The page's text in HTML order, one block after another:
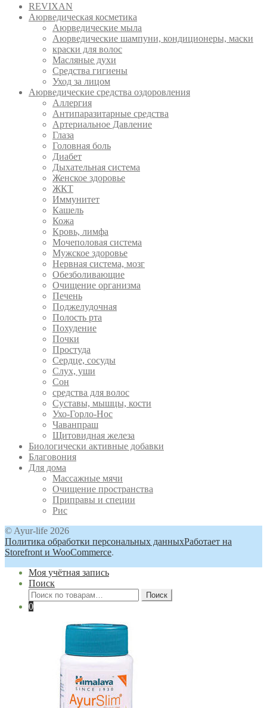
REVIXAN
Аюрведическая косметика
Аюрведические мыла
Аюрведические шампуни, кондиционеры, маски
краски для волос
Масляные духи
Средства гигиены
Уход за лицом
Аюрведические средства оздоровления
Аллергия
Антипаразитарные средства
Артериальное Давление
Глаза
Головная боль
Диабет
Дыхательная система
Женское здоровье
ЖКТ
Иммунитет
Кашель
Кожа
Кровь, лимфа
Мочеполовая система
Мужское здоровье
Нервная система, мозг
Обезболивающие
Очищение организма
Печень
Поджелудочная
Полость рта
Похудение
Почки
Простуда
Сердце, сосуды
Слух, уши
Сон
средства для волос
Суставы, мышцы, кости
Ухо-Горло-Нос
Чаванпраш
Щитовидная железа
Биологически активные добавки
Благовония
Для дома
Массажные мячи
Очищение пространства
Приправы и специи
Рис
© Ayur-life 2026
Политика обработки персональных данныхРаботает на
Storefront и WooCommerce.
Моя учётная запись
Поиск
Искать:
Поиск
0